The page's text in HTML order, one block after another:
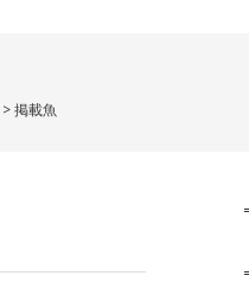
>掲載魚